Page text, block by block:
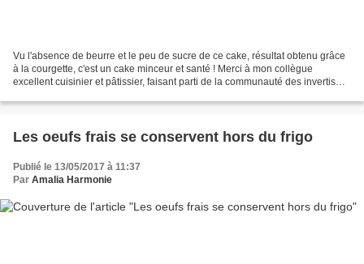
Vu l'absence de beurre et le peu de sucre de ce cake, résultat obtenu grâce
à la courgette, c'est un cake minceur et santé ! Merci à mon collègue
excellent cuisinier et pâtissier, faisant parti de la communauté des invertis
Les oeufs frais se conservent hors du frigo
Publié le 13/05/2017 à 11:37
Par Amalia Harmonie